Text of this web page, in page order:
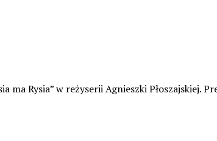
Rysia” w reżyserii Agnieszki Płoszajskiej.